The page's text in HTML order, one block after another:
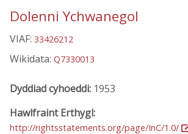
Dolenni Ychwanegol
VIAF: 33426212
Wikidata: Q7330013
Dyddiad cyhoeddi: 1953
Hawlfraint Erthygl:
http://rightsstatements.org/page/InC/1.0/